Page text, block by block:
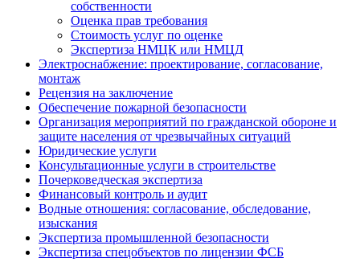
собственности
Оценка прав требования
Стоимость услуг по оценке
Экспертиза НМЦК или НМЦД
Электроснабжение: проектирование, согласование,
монтаж
Рецензия на заключение
Обеспечение пожарной безопасности
Организация мероприятий по гражданской обороне и
защите населения от чрезвычайных ситуаций
Юридические услуги
Консультационные услуги в строительстве
Почерковедческая экспертиза
Финансовый контроль и аудит
Водные отношения: согласование, обследование,
изыскания
Экспертиза промышленной безопасности
Экспертиза спецобъектов по лицензии ФСБ